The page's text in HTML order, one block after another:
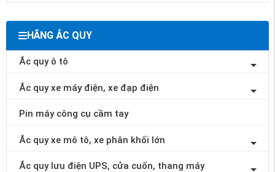
HÃNG ẮC QUY
Ắc quy ô tô
Ắc quy xe máy điện, xe đạp điện
Pin máy công cụ cầm tay
Ắc quy xe mô tô, xe phân khối lớn
Ắc quy lưu điện UPS, cửa cuốn, thang máy